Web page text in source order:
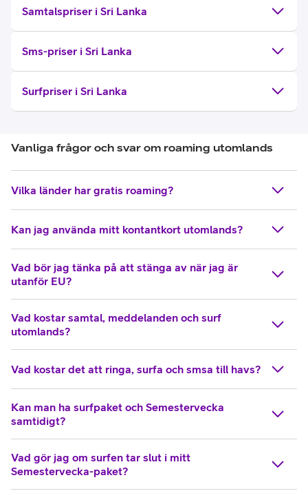
Samtalspriser i Sri Lanka
Sms-priser i Sri Lanka
Surfpriser i Sri Lanka
Vanliga frågor och svar om roaming utomlands
Vilka länder har gratis roaming?
Kan jag använda mitt kontantkort utomlands?
Vad bör jag tänka på att stänga av när jag är
utanför EU?
Vad kostar samtal, meddelanden och surf
utomlands?
Vad kostar det att ringa, surfa och smsa till havs?
Kan man ha surfpaket och Semestervecka
samtidigt?
Vad gör jag om surfen tar slut i mitt
Semestervecka-paket?